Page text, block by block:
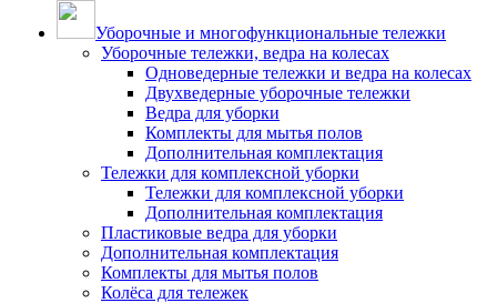
Уборочные и многофункциональные тележки
Уборочные тележки, ведра на колесах
Одноведерные тележки и ведра на колесах
Двухведерные уборочные тележки
Ведра для уборки
Комплекты для мытья полов
Дополнительная комплектация
Тележки для комплексной уборки
Тележки для комплексной уборки
Дополнительная комплектация
Пластиковые ведра для уборки
Дополнительная комплектация
Комплекты для мытья полов
Колёса для тележек